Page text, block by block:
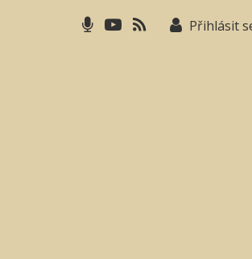
Přihlásit